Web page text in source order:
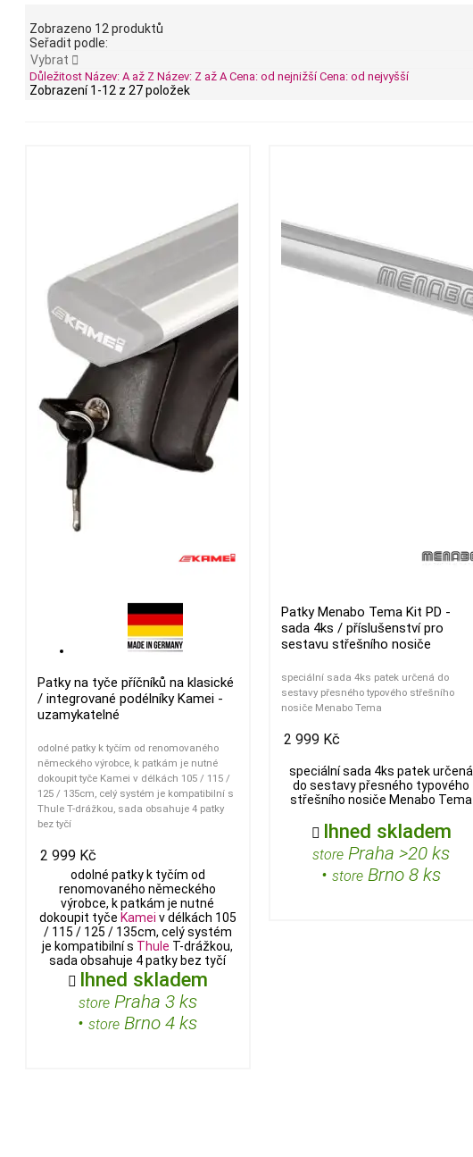
Zobrazeno 12 produktů
Seřadit podle:
Vybrat 
Důležitost Název: A až Z Název: Z až A Cena: od nejnižšíCena: od nejvyšší
Zobrazení 1-12 z 27 položek
Patky na tyče příčníků na klasické
/ integrované podélníky Kamei -
uzamykatelné
odolné patky k tyčím od renomovaného
německého výrobce, k patkám je nutné
dokoupit tyče Kamei v délkách 105 / 115 /
125 / 135cm, celý systém je kompatibilní s
Thule T-drážkou, sada obsahuje 4 patky
bez tyčí
2 999 Kč
odolné patky k tyčím od
renomovaného německého
výrobce, k patkám je nutné
dokoupit tyče Kamei v délkách 105
/ 115 / 125 / 135cm, celý systém
je kompatibilní s Thule T-drážkou,
sada obsahuje 4 patky bez tyčí
 Ihned skladem
storePraha 3 ks
•store Brno 4 ks
Patky Menabo Tema Kit PD -
sada 4ks / příslušenství pro
sestavu střešního nosiče
speciální sada 4ks patek určená do
sestavy přesného typového střešního
nosiče Menabo Tema
2 999 Kč
speciální sada 4ks patek určená
do sestavy přesného typového
střešního nosiče Menabo Tema
 Ihned skladem
store Praha >20 ks
•store Brno 8 ks